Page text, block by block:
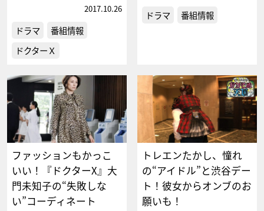
2017.10.26
ドラマ
番組情報
ドクターＸ
ドラマ 番組情報
ファッションもかっこ
いい！『ドクターX』大
門未知子の“失敗しな
い”コーディネート
トレエンたかし、憧れ
の“アイドル”と渋谷デー
ト！彼女からオンブのお
願いも！